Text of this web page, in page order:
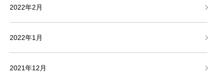
2022年2月
2022年1月
2021年12月